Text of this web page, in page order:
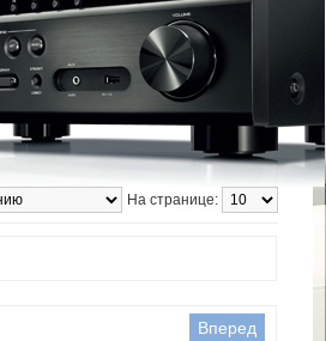
На странице:
Вперед